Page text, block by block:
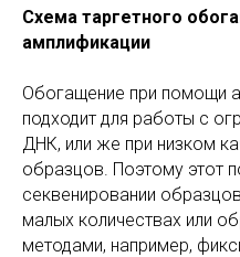
Схема таргетного
амплификации
Обогащение при помощи
подходит для работы с
ДНК, или же при низком
образцов. Поэтому этот
секвенировании
малых количествах или
методами, например,